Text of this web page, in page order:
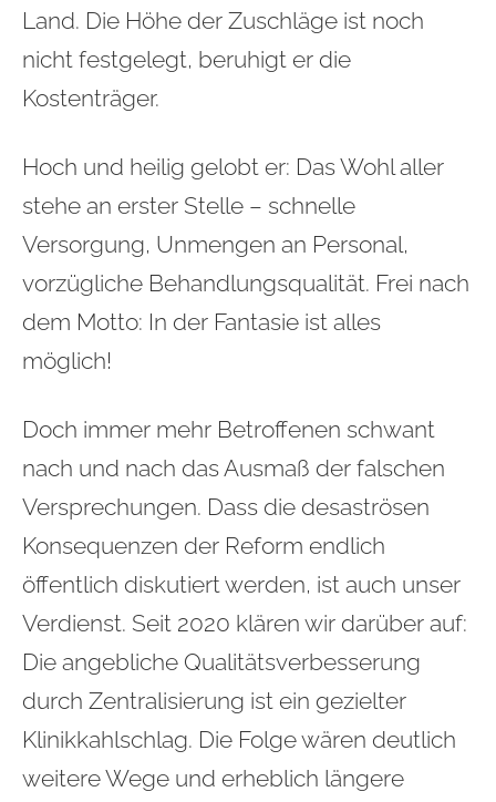
Land. Die Höhe der Zuschläge ist noch
nicht festgelegt, beruhigt er die
Kostenträger.
Hoch und heilig gelobt er: Das Wohl aller
stehe an erster Stelle – schnelle
Versorgung, Unmengen an Personal,
vorzügliche Behandlungsqualität. Frei nach
dem Motto: In der Fantasie ist alles
möglich!
Doch immer mehr Betroffenen schwant
nach und nach das Ausmaß der falschen
Versprechungen. Dass die desaströsen
Konsequenzen der Reform endlich
öffentlich diskutiert werden, ist auch unser
Verdienst. Seit 2020 klären wir darüber auf:
Die angebliche Qualitätsverbesserung
durch Zentralisierung ist ein gezielter
Klinikkahlschlag. Die Folge wären deutlich
weitere Wege und erheblich längere